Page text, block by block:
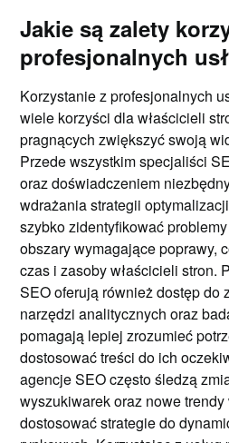
Jakie są zalety
profesjonalnych
Korzystanie z profesjonalnych
wiele korzyści dla właścicieli
pragnących zwiększyć swoją
Przede wszystkim specjaliści
oraz doświadczeniem
wdrażania strategii
szybko zidentyfikować
obszary wymagające poprawy,
czas i zasoby właścicieli stron.
SEO oferują również dostęp do
narzędzi analitycznych oraz
pomagają lepiej zrozumieć
dostosować treści do ich
agencje SEO często śledzą
wyszukiwarek oraz nowe
dostosować strategie do